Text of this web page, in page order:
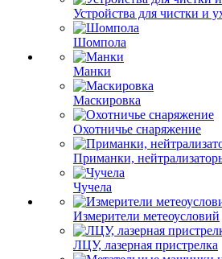
Устройства для чистки и
Шомпола
Манки
Маскировка
Охотничье снаряжение
Приманки,
Чучела
Измерители метеоусловий
ЛЦУ, лазерная пристрелка